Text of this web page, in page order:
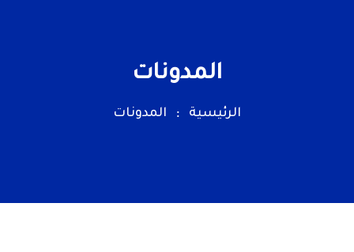
المدونات
المدونات الرئيسية